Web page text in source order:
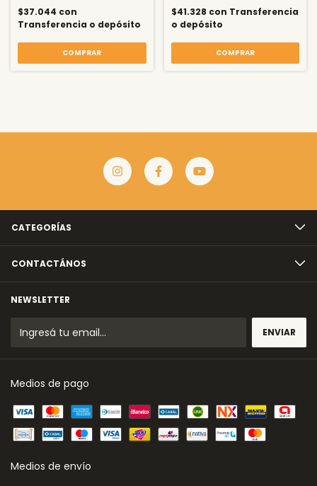
$37.044 con
Transferencia o depósito
COMPRAR
$41.328 con Transferencia
o depósito
CATEGORÍAS
CONTACTÁNOS
NEWSLETTER
Medios de pago
Medios de envío